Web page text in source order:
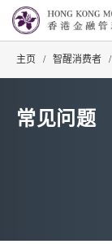
主页 / 智醒消费者 /
常见问题